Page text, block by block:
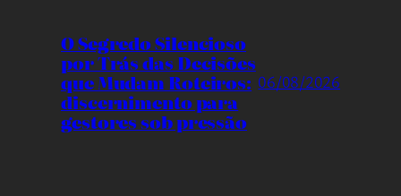
O Segredo Silencioso
por Trás das Decisões
que Mudam Roteiros:
discernimento para
gestores sob pressão
06/08/2026